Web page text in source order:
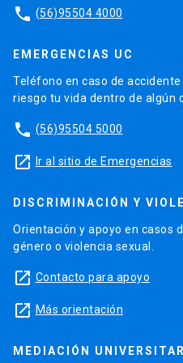
phone (56)95504 4000
EMERGENCIAS UC
Teléfono en caso de
riesgo tu vida dentro de algún
phone (56)95504 5000
launch Ir al sitio de Emergencias
DISCRIMINACIÓN Y
Orientación y apoyo en casos
género o violencia sexual.
launch Contacto para apoyo
launch Más orientación
MEDIACIÓN